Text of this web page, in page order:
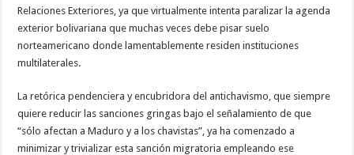
Relaciones Exteriores, ya que virtualmente intenta paralizar la agenda
exterior bolivariana que muchas veces debe pisar suelo
norteamericano donde lamentablemente residen instituciones
multilaterales.
La retórica pendenciera y encubridora del antichavismo, que siempre
quiere reducir las sanciones gringas bajo el señalamiento de que
“sólo afectan a Maduro y a los chavistas”, ya ha comenzado a
minimizar y trivializar esta sanción migratoria empleando ese